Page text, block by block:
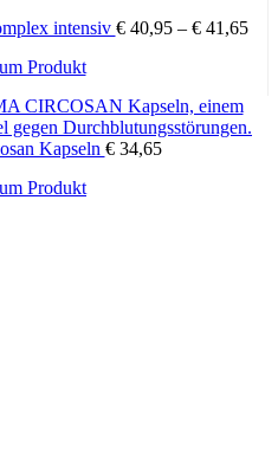
intensiv €40,95– €41,65
ProduktDieses
weist
mehrere
Varianten
Die
Kapseln €34,65
Produkt